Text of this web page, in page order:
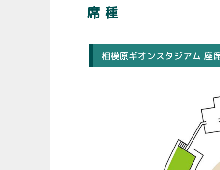
席 種
相模原ギオンスタジアム 座